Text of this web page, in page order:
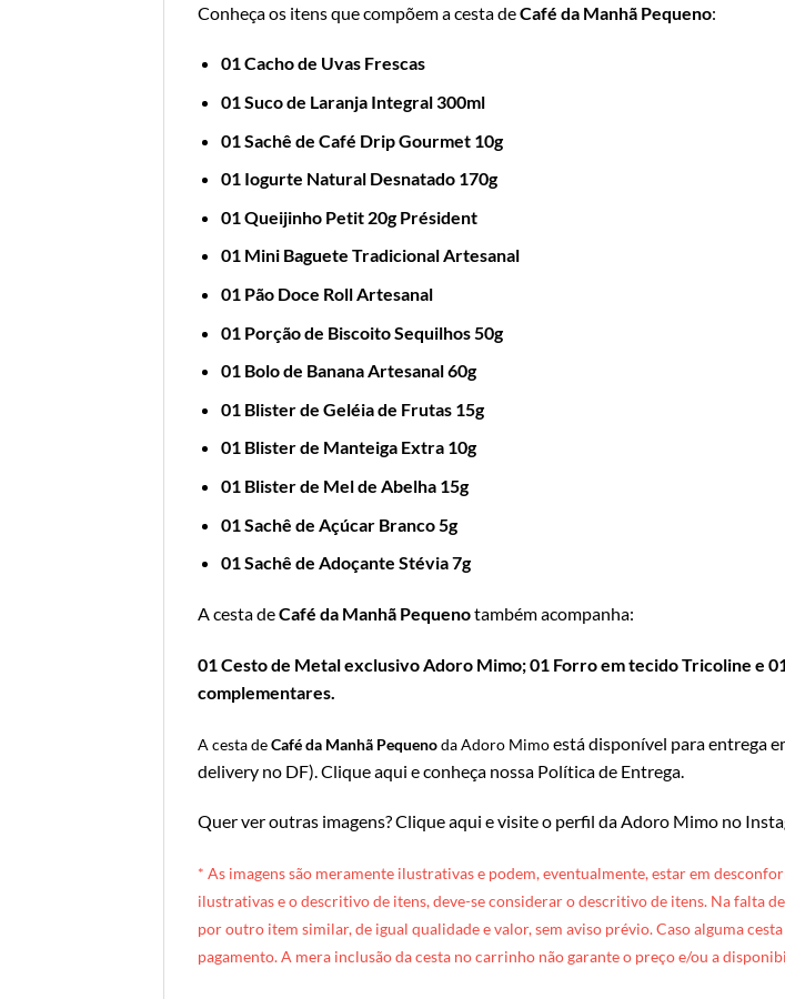
Conheça os itens que compõem a cesta deCafé da Manhã Pequeno:
01 Cacho de Uvas Frescas
01 Suco de Laranja Integral 300ml
01 Sachê de Café Drip Gourmet 10g
01 Iogurte Natural Desnatado 170g
01 Queijinho Petit 20g Président
01 Mini Baguete Tradicional Artesanal
01 Pão Doce Roll Artesanal
01 Porção de Biscoito Sequilhos 50g
01 Bolo de Banana Artesanal 60g
01 Blister de Geléia de Frutas 15g
01 Blister de Manteiga Extra 10g
01 Blister de Mel de Abelha 15g
01 Sachê de Açúcar Branco 5g
01 Sachê de Adoçante Stévia 7g
A cesta deCafé da Manhã Pequenotambém acompanha:
01 Cesto de Metal exclusivo Adoro Mimo; 01 Forro em tecido Tricoline e
complementares.
A cesta deCafé da Manhã Pequenoda Adoro Mimoestá disponível para entrega
delivery no DF). Clique aqui e conheça nossa Política de Entrega
Quer ver outras imagens?Clique aqui e visite o perfil da Adoro Mimo no
* As imagens são meramente ilustrativas e podem, eventualmente, estar em
ilustrativas e o descritivo de itens, deve-se considerar o descritivo de itens. Na falta
por outro item similar, de igual qualidade e valor, sem aviso prévio. Caso alguma
pagamento. A mera inclusão da cesta no carrinho não garante o preço e/ou a